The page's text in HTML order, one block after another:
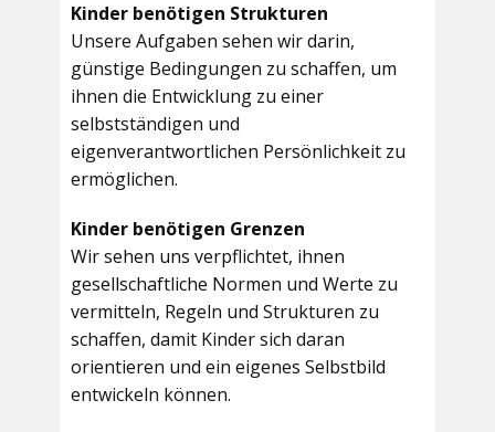
Kinder benötigen Strukturen
Unsere Aufgaben sehen wir darin,
günstige Bedingungen zu schaffen, um
ihnen die Entwicklung zu einer
selbstständigen und
eigenverantwortlichen Persönlichkeit zu
ermöglichen.
Kinder benötigen Grenzen
Wir sehen uns verpflichtet, ihnen
gesellschaftliche Normen und Werte zu
vermitteln, Regeln und Strukturen zu
schaffen, damit Kinder sich daran
orientieren und ein eigenes Selbstbild
entwickeln können.